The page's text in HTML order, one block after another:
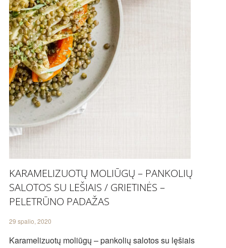
KARAMELIZUOTŲ MOLIŪGŲ – PANKOLIŲ
SALOTOS SU LEŠIAIS / GRIETINĖS –
PELETRŪNO PADAŽAS
29 spalio, 2020
Karamelizuotų moliūgų – pankolių salotos su lęšiais